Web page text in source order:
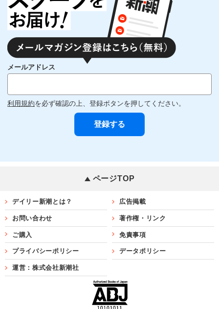
メールアドレス
利用規約を必ず確認の上、登録ボタンを押してください。
ページTOP
デイリー新潮とは？ 広告掲載
お問い合わせ 著作権・リンク
ご購入 免責事項
プライバシーポリシー データポリシー
運営：株式会社新潮社